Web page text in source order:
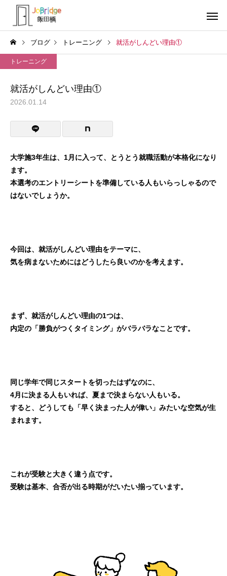
生成AIの書いた文書 働き続けるための土台
ブログ トレーニング 就活がしんどい理由①
トレーニング
就活がしんどい理由①
2026.01.14
大学施3年生は、1月に入って、とうとう就職活動が本格化になり
ます。
本選考のエントリーシートを準備している人もいらっしゃるので
はないでしょうか。
今回は、就活がしんどい理由をテーマに、
気を病まないためにはどうしたら良いのかを考えます。
まず、就活がしんどい理由の1つは、
内定の「勝負がつくタイミング」がバラバラなことです。
同じ学年で同じスタートを切ったはずなのに、
4月に決まる人もいれば、夏まで決まらない人もいる。
すると、どうしても「早く決まった人が偉い」みたいな空気が生
まれます。
これが受験と大きく違う点です。
受験は基本、合否が出る時期がだいたい揃っています。